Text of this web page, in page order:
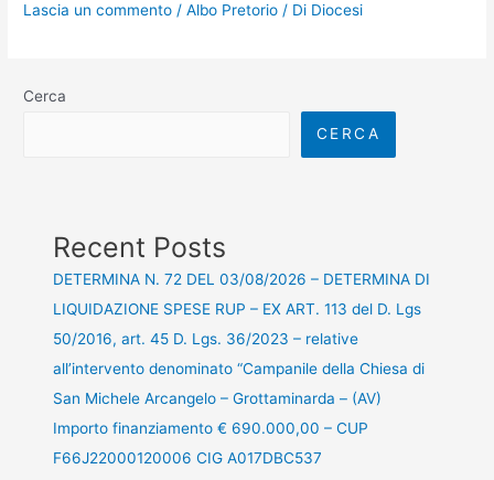
Lascia un commento /Albo Pretorio / Di Diocesi
Cerca
CERCA
Recent Posts
DETERMINA N. 72 DEL 03/08/2026 – DETERMINA DI
LIQUIDAZIONE SPESE RUP – EX ART. 113 del D. Lgs
50/2016, art. 45 D. Lgs. 36/2023 – relative
all’intervento denominato “Campanile della Chiesa di
San Michele Arcangelo – Grottaminarda – (AV)
Importo finanziamento € 690.000,00 – CUP
F66J22000120006 CIG A017DBC537